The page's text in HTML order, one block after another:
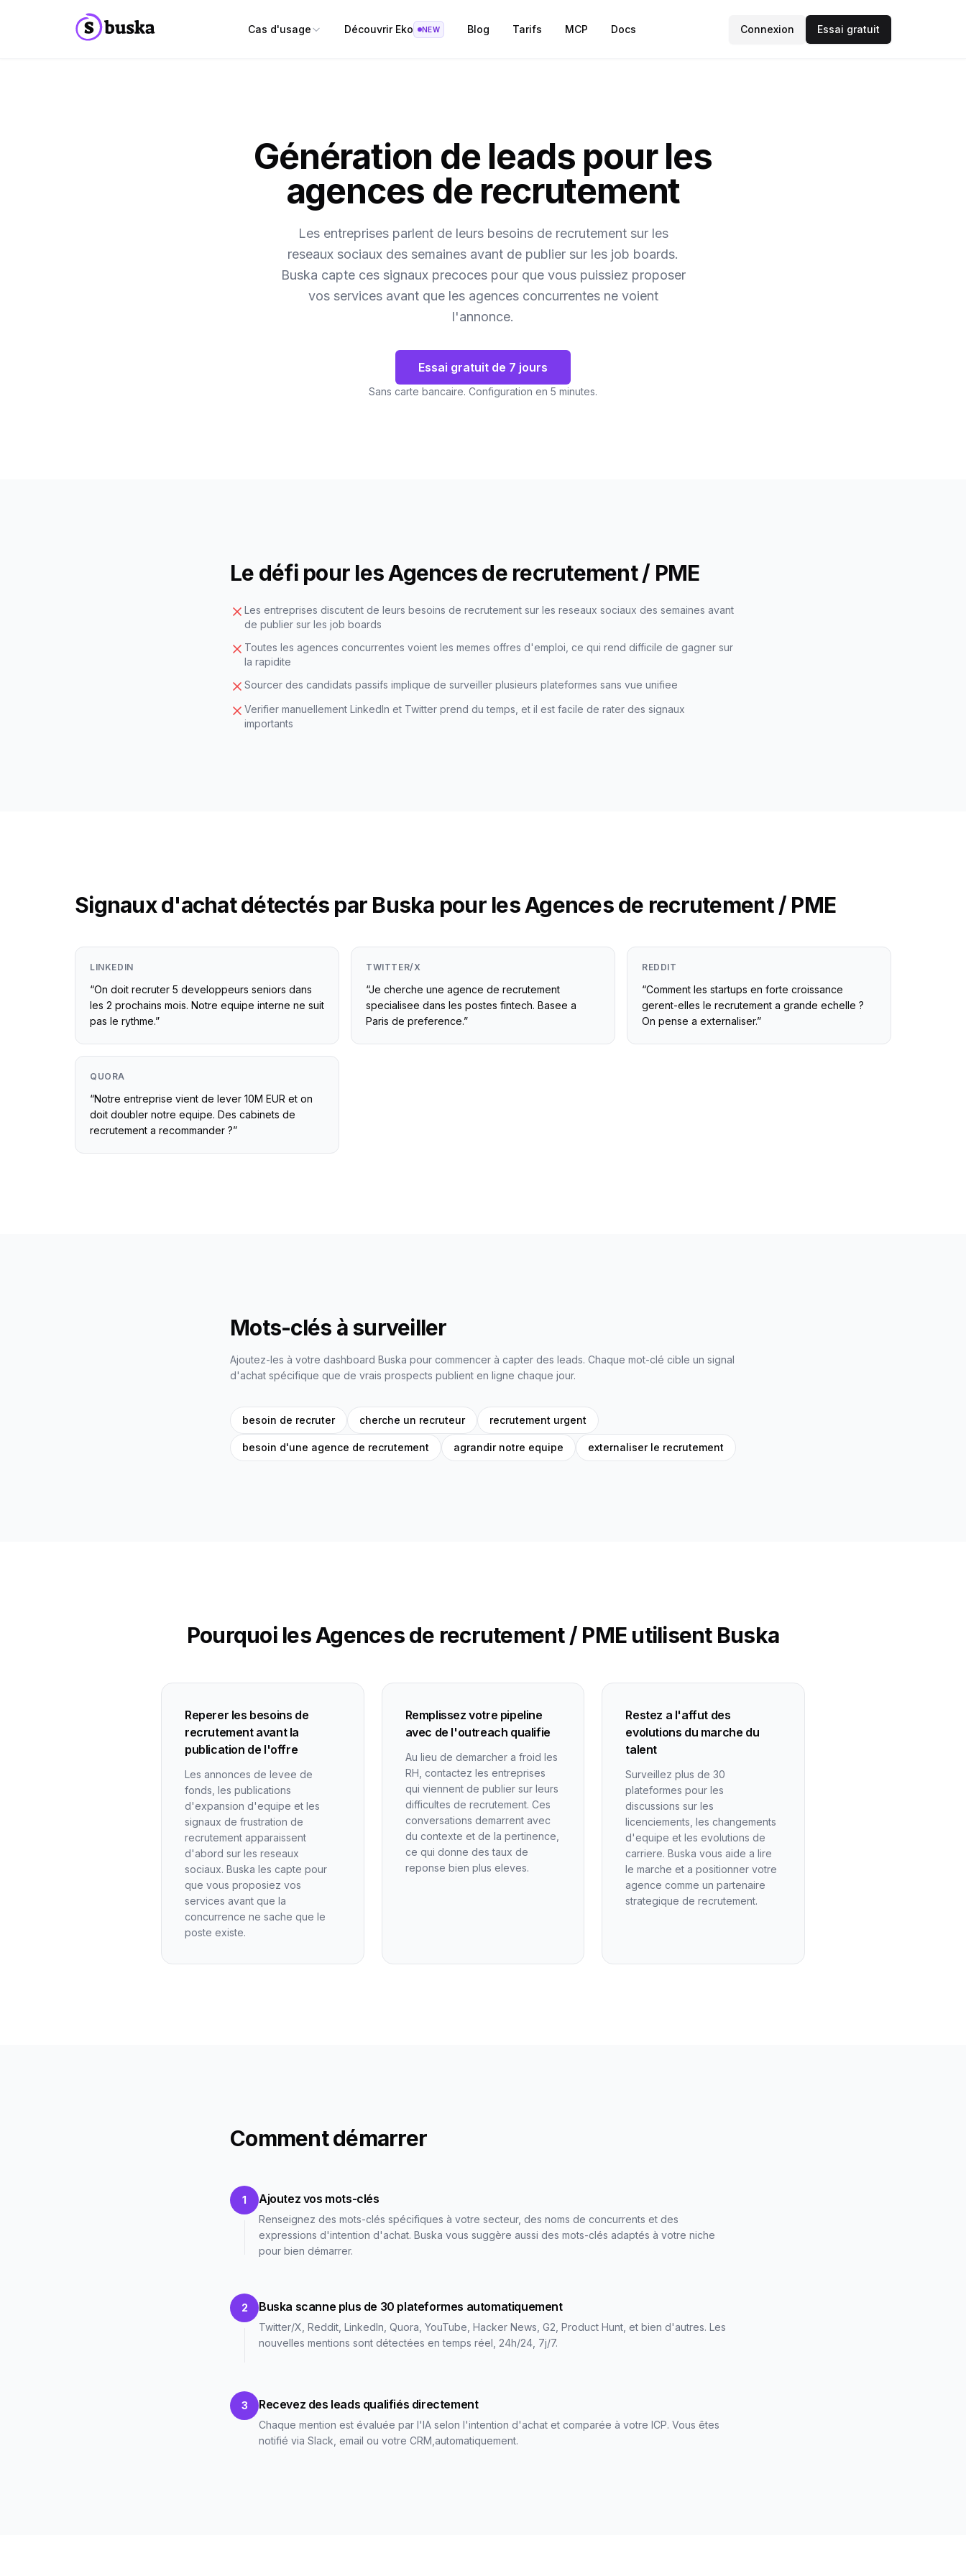
Cas d'usage Découvrir Eko NEW Blog Tarifs MCP Docs Connexion Essai gratuit
Génération de leads pour les
agences de recrutement
Les entreprises parlent de leurs besoins de recrutement sur les
reseaux sociaux des semaines avant de publier sur les job boards.
Buska capte ces signaux precoces pour que vous puissiez proposer
vos services avant que les agences concurrentes ne voient
l'annonce.
Essai gratuit de 7 jours
Sans carte bancaire. Configuration en 5 minutes.
Le défi pour les Agences de recrutement / PME
Les entreprises discutent de leurs besoins de recrutement sur les reseaux sociaux des semaines avant
de publier sur les job boards
Toutes les agences concurrentes voient les memes offres d'emploi, ce qui rend difficile de gagner sur
la rapidite
Sourcer des candidats passifs implique de surveiller plusieurs plateformes sans vue unifiee
Verifier manuellement LinkedIn et Twitter prend du temps, et il est facile de rater des signaux
importants
Signaux d'achat détectés par Buska pour les Agences de recrutement / PME
LINKEDIN
“On doit recruter 5 developpeurs seniors dans
les 2 prochains mois. Notre equipe interne ne suit
pas le rythme.”
TWITTER/X
“Je cherche une agence de recrutement
specialisee dans les postes fintech. Basee a
Paris de preference.”
REDDIT
“Comment les startups en forte croissance
gerent-elles le recrutement a grande echelle ?
On pense a externaliser.”
QUORA
“Notre entreprise vient de lever 10M EUR et on
doit doubler notre equipe. Des cabinets de
recrutement a recommander ?”
Mots-clés à surveiller
Ajoutez-les à votre dashboard Buska pour commencer à capter des leads. Chaque mot-clé cible un signal
d'achat spécifique que de vrais prospects publient en ligne chaque jour.
besoin de recruter cherche un recruteur recrutement urgent
besoin d'une agence de recrutement agrandir notre equipe externaliser le recrutement
Pourquoi les Agences de recrutement / PME utilisent Buska
Reperer les besoins de
recrutement avant la
publication de l'offre
Les annonces de levee de
fonds, les publications
d'expansion d'equipe et les
signaux de frustration de
recrutement apparaissent
d'abord sur les reseaux
sociaux. Buska les capte pour
que vous proposiez vos
services avant que la
concurrence ne sache que le
poste existe.
Remplissez votre pipeline
avec de l'outreach qualifie
Au lieu de demarcher a froid les
RH, contactez les entreprises
qui viennent de publier sur leurs
difficultes de recrutement. Ces
conversations demarrent avec
du contexte et de la pertinence,
ce qui donne des taux de
reponse bien plus eleves.
Restez a l'affut des
evolutions du marche du
talent
Surveillez plus de 30
plateformes pour les
discussions sur les
licenciements, les changements
d'equipe et les evolutions de
carriere. Buska vous aide a lire
le marche et a positionner votre
agence comme un partenaire
strategique de recrutement.
Comment démarrer
1 Ajoutez vos mots-clés
Renseignez des mots-clés spécifiques à votre secteur, des noms de concurrents et des
expressions d'intention d'achat. Buska vous suggère aussi des mots-clés adaptés à votre niche
pour bien démarrer.
2 Buska scanne plus de 30 plateformes automatiquement
Twitter/X, Reddit, LinkedIn, Quora, YouTube, Hacker News, G2, Product Hunt, et bien d'autres. Les
nouvelles mentions sont détectées en temps réel, 24h/24, 7j/7.
3 Recevez des leads qualifiés directement
Chaque mention est évaluée par l'IA selon l'intention d'achat et comparée à votre ICP. Vous êtes
notifié via Slack, email ou votre CRM,automatiquement.